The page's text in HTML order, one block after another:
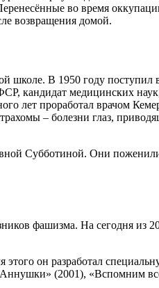
во время
возвращения домой.
школе. В 1950 году поступил
кандидат медицинских
проработал врачом
– болезни глаз,
Субботиной. Они
фашизма. На сегодня из
этого он разработал
(2001), «Вспомним